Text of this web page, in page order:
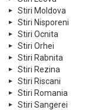
Stiri Moldova
Stiri Nisporeni
Stiri Ocnita
Stiri Orhei
Stiri Rabnita
Stiri Rezina
Stiri Riscani
Stiri Romania
Stiri Sangerei